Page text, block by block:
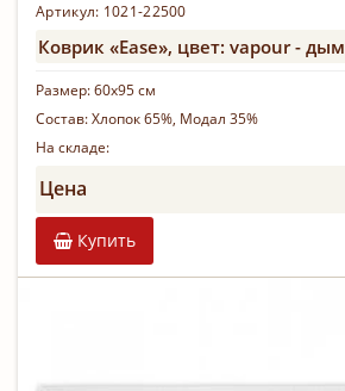
Артикул: 1021-22500
Коврик «Ease», цвет: vapour - дым
Размер:60х95 см
Состав:Хлопок 65%, Модал 35%
На складе:
Цена
Купить